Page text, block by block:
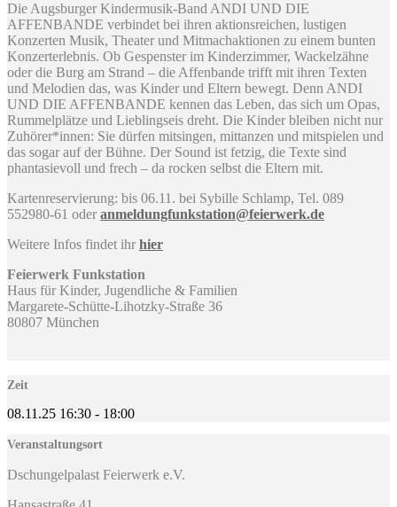
Die Augsburger Kindermusik-Band ANDI UND DIE
AFFENBANDE verbindet bei ihren aktionsreichen, lustigen
Konzerten Musik, Theater und Mitmachaktionen zu einem bunten
Konzerterlebnis. Ob Gespenster im Kinderzimmer, Wackelzähne
oder die Burg am Strand – die Affenbande trifft mit ihren Texten
und Melodien das, was Kinder und Eltern bewegt. Denn ANDI
UND DIE AFFENBANDE kennen das Leben, das sich um Opas,
Rummelplätze und Lieblingseis dreht. Die Kinder bleiben nicht nur
Zuhörer*innen: Sie dürfen mitsingen, mittanzen und mitspielen und
das sogar auf der Bühne. Der Sound ist fetzig, die Texte sind
phantasievoll und frech – da rocken selbst die Eltern mit.
Kartenreservierung: bis 06.11. bei Sybille Schlamp, Tel. 089
552980-61 oder anmeldungfunkstation@feierwerk.de
Weitere Infos findet ihr hier
Feierwerk Funkstation
Haus für Kinder, Jugendliche & Familien
Margarete-Schütte-Lihotzky-Straße 36
80807 München
Zeit
08.11.25 16:30 - 18:00
Veranstaltungsort
Dschungelpalast Feierwerk e.V.